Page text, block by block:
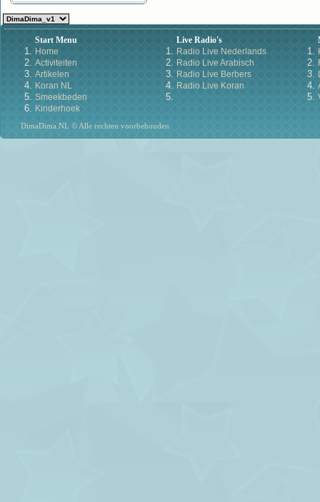
Start Menu
Home
Activiteiten
Artikelen
Koran NL
Smeekbeden
Kinderhoek
Live Radio's
Radio Live Nederlands
Radio Live Arabisch
Radio Live Berbers
Radio Live Koran
DimaDima.NL © Alle rechten voorbehouden